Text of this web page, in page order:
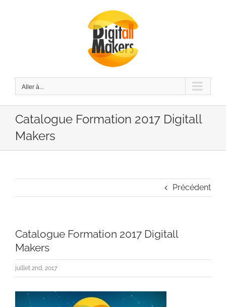
Aller à...
Catalogue Formation 2017 Digitall
Makers
Précédent
Catalogue Formation 2017 Digitall
Makers
juillet 2nd, 2017